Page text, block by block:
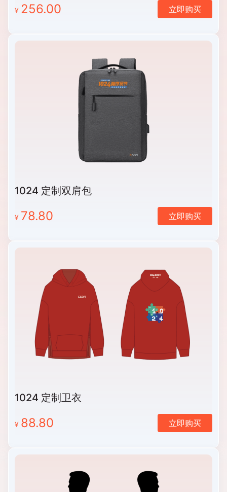
¥ 256.00 立即购买
1024 定制双肩包
¥ 78.80 立即购买
1024 定制卫衣
¥ 88.80 立即购买